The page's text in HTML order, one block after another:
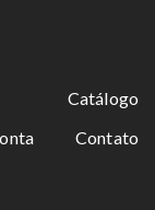
Catálogo
Contato